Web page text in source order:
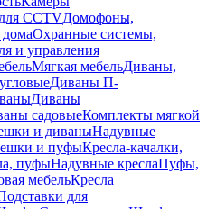
CCTVДомофоны,
Охранные системы,
и управления
Мягкая мебельДиваны,
Диваны П-
Диваны
садовыеКомплекты мягкой
и диваныНадувные
и пуфыКресла-качалки,
пуфыНадувные креслаПуфы,
мебельКресла
для